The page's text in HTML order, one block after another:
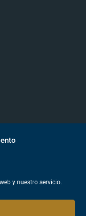
y nuestro servicio.